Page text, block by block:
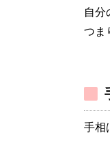
自分
つま
手相